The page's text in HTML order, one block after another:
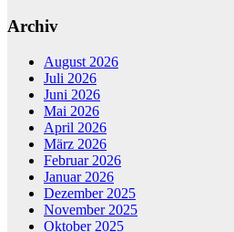
Archiv
August 2026
Juli 2026
Juni 2026
Mai 2026
April 2026
März 2026
Februar 2026
Januar 2026
Dezember 2025
November 2025
Oktober 2025